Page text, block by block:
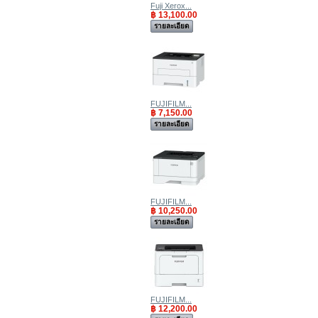
Fuji Xerox...
฿ 13,100.00
รายละเอียด
FUJIFILM...
฿ 7,150.00
รายละเอียด
FUJIFILM...
฿ 10,250.00
รายละเอียด
FUJIFILM...
฿ 12,200.00